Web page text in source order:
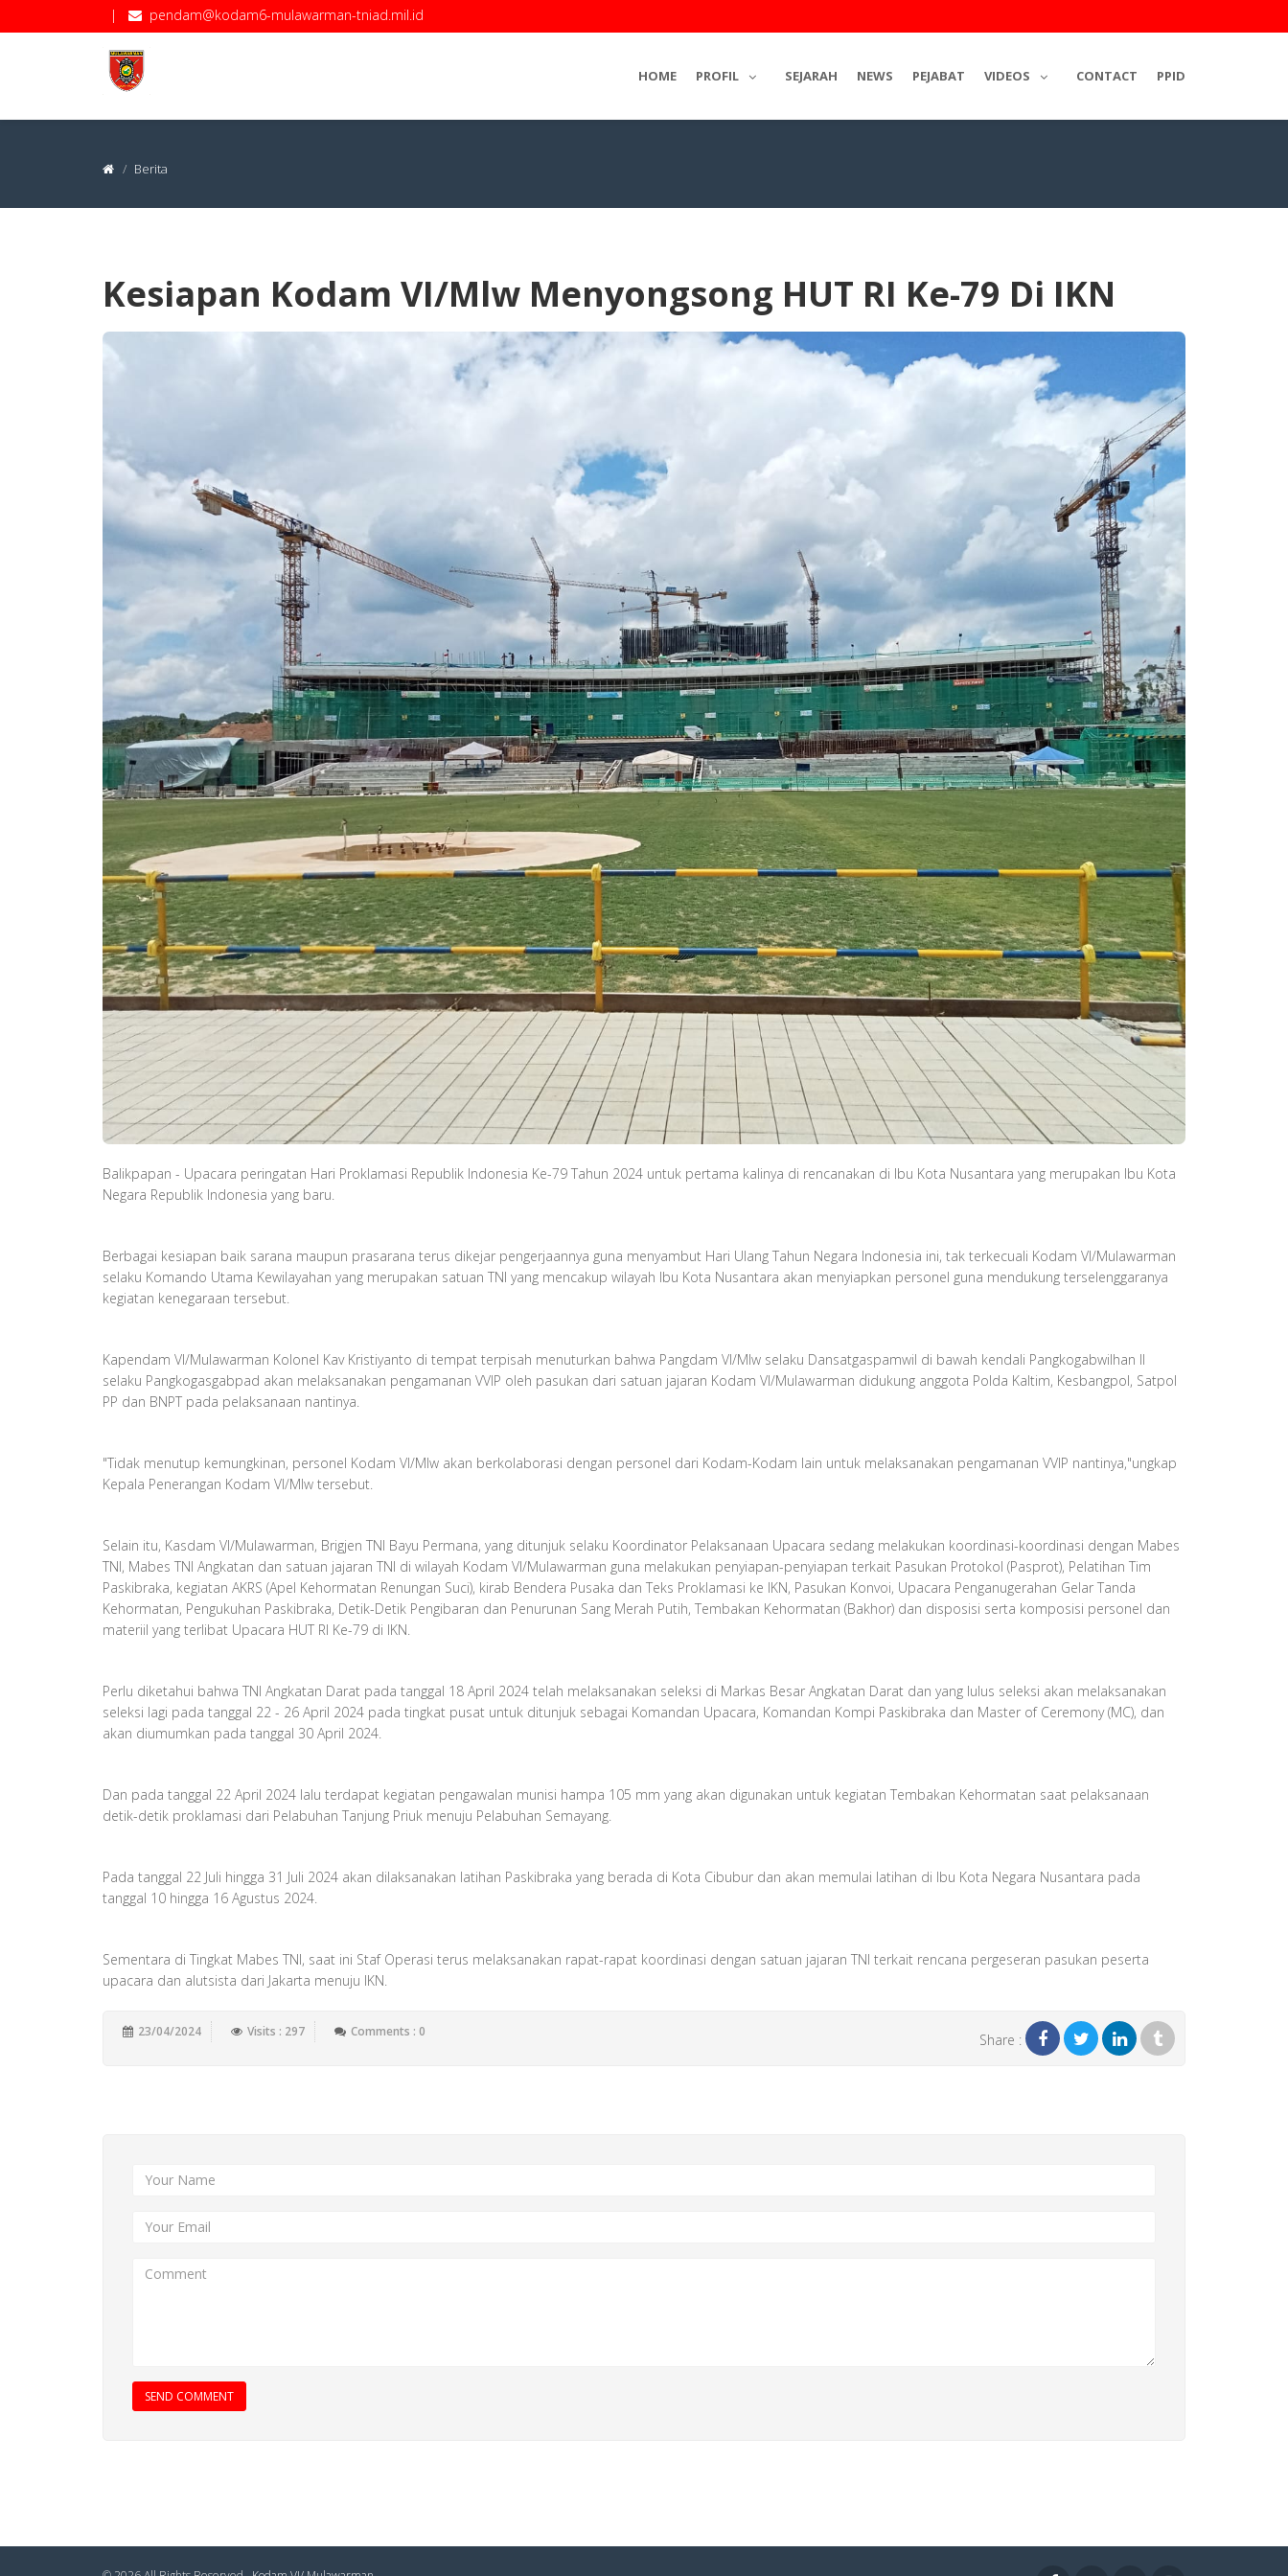
| pendam@kodam6-mulawarman-tniad.mil.id
HOME PROFIL SEJARAH NEWS PEJABAT VIDEOS CONTACT PPID
Berita
Kesiapan Kodam VI/Mlw Menyongsong HUT RI Ke-79 Di IKN
Balikpapan - Upacara peringatan Hari Proklamasi Republik Indonesia Ke-79 Tahun 2024 untuk pertama kalinya di rencanakan di Ibu Kota Nusantara yang merupakan Ibu Kota
Negara Republik lndonesia yang baru.
Berbagai kesiapan baik sarana maupun prasarana terus dikejar pengerjaannya guna menyambut Hari Ulang Tahun Negara Indonesia ini, tak terkecuali Kodam VI/Mulawarman
selaku Komando Utama Kewilayahan yang merupakan satuan TNI yang mencakup wilayah Ibu Kota Nusantara akan menyiapkan personel guna mendukung terselenggaranya
kegiatan kenegaraan tersebut.
Kapendam VI/Mulawarman Kolonel Kav Kristiyanto di tempat terpisah menuturkan bahwa Pangdam VI/Mlw selaku Dansatgaspamwil di bawah kendali Pangkogabwilhan II
selaku Pangkogasgabpad akan melaksanakan pengamanan VVIP oleh pasukan dari satuan jajaran Kodam VI/Mulawarman didukung anggota Polda Kaltim, Kesbangpol, Satpol
PP dan BNPT pada pelaksanaan nantinya.
"Tidak menutup kemungkinan, personel Kodam VI/Mlw akan berkolaborasi dengan personel dari Kodam-Kodam lain untuk melaksanakan pengamanan VVIP nantinya,"ungkap
Kepala Penerangan Kodam VI/Mlw tersebut.
Selain itu, Kasdam VI/Mulawarman, Brigjen TNI Bayu Permana, yang ditunjuk selaku Koordinator Pelaksanaan Upacara sedang melakukan koordinasi-koordinasi dengan Mabes
TNI, Mabes TNI Angkatan dan satuan jajaran TNI di wilayah Kodam VI/Mulawarman guna melakukan penyiapan-penyiapan terkait Pasukan Protokol (Pasprot), Pelatihan Tim
Paskibraka, kegiatan AKRS (Apel Kehormatan Renungan Suci), kirab Bendera Pusaka dan Teks Proklamasi ke IKN, Pasukan Konvoi, Upacara Penganugerahan Gelar Tanda
Kehormatan, Pengukuhan Paskibraka, Detik-Detik Pengibaran dan Penurunan Sang Merah Putih, Tembakan Kehormatan (Bakhor) dan disposisi serta komposisi personel dan
materiil yang terlibat Upacara HUT RI Ke-79 di IKN.
Perlu diketahui bahwa TNI Angkatan Darat pada tanggal 18 April 2024 telah melaksanakan seleksi di Markas Besar Angkatan Darat dan yang lulus seleksi akan melaksanakan
seleksi lagi pada tanggal 22 - 26 April 2024 pada tingkat pusat untuk ditunjuk sebagai Komandan Upacara, Komandan Kompi Paskibraka dan Master of Ceremony (MC), dan
akan diumumkan pada tanggal 30 April 2024.
Dan pada tanggal 22 April 2024 lalu terdapat kegiatan pengawalan munisi hampa 105 mm yang akan digunakan untuk kegiatan Tembakan Kehormatan saat pelaksanaan
detik-detik proklamasi dari Pelabuhan Tanjung Priuk menuju Pelabuhan Semayang.
Pada tanggal 22 Juli hingga 31 Juli 2024 akan dilaksanakan latihan Paskibraka yang berada di Kota Cibubur dan akan memulai latihan di Ibu Kota Negara Nusantara pada
tanggal 10 hingga 16 Agustus 2024.
Sementara di Tingkat Mabes TNI, saat ini Staf Operasi terus melaksanakan rapat-rapat koordinasi dengan satuan jajaran TNI terkait rencana pergeseran pasukan peserta
upacara dan alutsista dari Jakarta menuju IKN.
23/04/2024 Visits : 297 Comments : 0 Share :
SEND COMMENT